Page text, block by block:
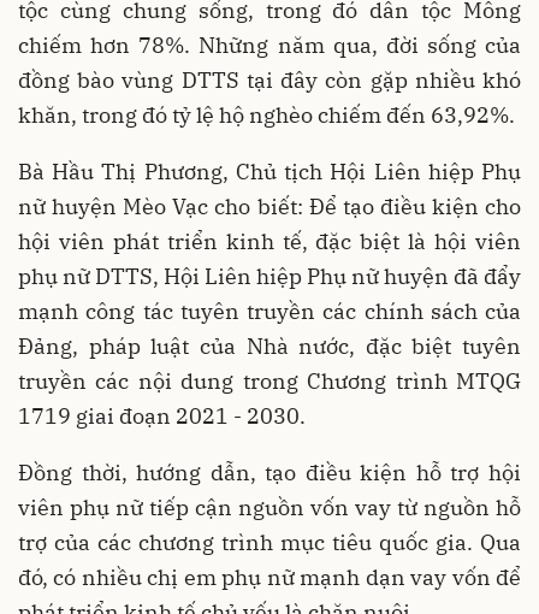
tộc cùng chung sống, trong đó dân tộc Mông
chiếm hơn 78%. Những năm qua, đời sống của
đồng bào vùng DTTS tại đây còn gặp nhiều khó
khăn, trong đó tỷ lệ hộ nghèo chiếm đến 63,92%.
Bà Hầu Thị Phương, Chủ tịch Hội Liên hiệp Phụ
nữ huyện Mèo Vạc cho biết: Để tạo điều kiện cho
hội viên phát triển kinh tế, đặc biệt là hội viên
phụ nữ DTTS, Hội Liên hiệp Phụ nữ huyện đã đẩy
mạnh công tác tuyên truyền các chính sách của
Đảng, pháp luật của Nhà nước, đặc biệt tuyên
truyền các nội dung trong Chương trình MTQG
1719 giai đoạn 2021 - 2030.
Đồng thời, hướng dẫn, tạo điều kiện hỗ trợ hội
viên phụ nữ tiếp cận nguồn vốn vay từ nguồn hỗ
trợ của các chương trình mục tiêu quốc gia. Qua
đó, có nhiều chị em phụ nữ mạnh dạn vay vốn để